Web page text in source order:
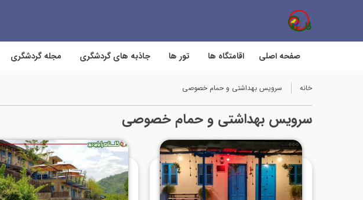
صفحه اصلی اقامتگاه ها تور ها جاذبه های گردشگری مجله گردشگری
خانه سرویس بهداشتی و حمام خصوصی
سرویس بهداشتی و حمام خصوصی